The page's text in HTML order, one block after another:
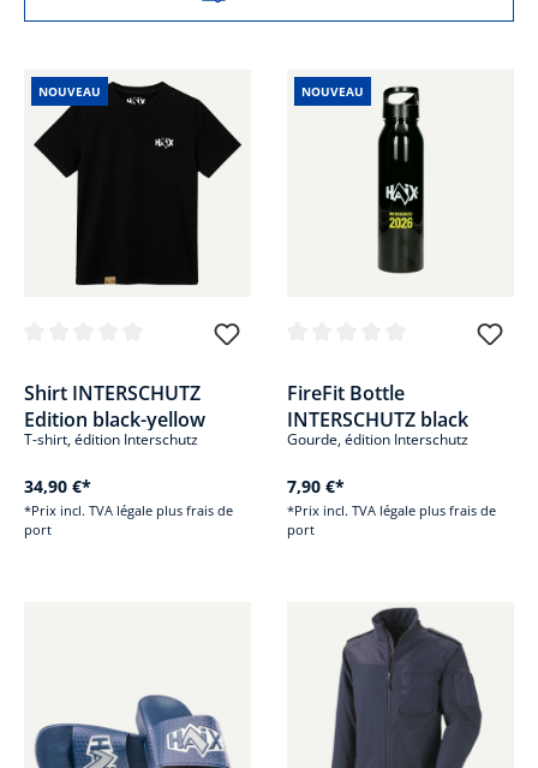
NOUVEAU
Shirt INTERSCHUTZ
Edition black-yellow
T-shirt, édition Interschutz
34,90 €*
*Prix incl. TVA légale plus frais de
port
NOUVEAU
FireFit Bottle
INTERSCHUTZ black
Gourde, édition Interschutz
7,90 €*
*Prix incl. TVA légale plus frais de
port